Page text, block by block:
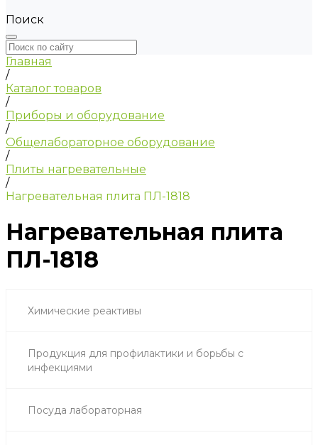
Поиск
Главная
/
Каталог товаров
/
Приборы и оборудование
/
Общелабораторное оборудование
/
Плиты нагревательные
/
Нагревательная плита ПЛ-1818
Нагревательная плита
ПЛ-1818
Химические реактивы
Продукция для профилактики и борьбы с
инфекциями
Посуда лабораторная